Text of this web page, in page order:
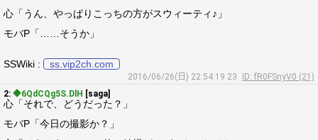
心「うん、やっぱりこっちの方がスウィーティ♪」
モバP「……そうか」
SSWiki : ss.vip2ch.com
2016/06/26(日) 22:54:19.23
ID: fR0FSnyV0 (21)
2: ◆6QdCQg5S.DlH [saga]
心「それで、どうだった？」
モバP「今日の撮影か？」